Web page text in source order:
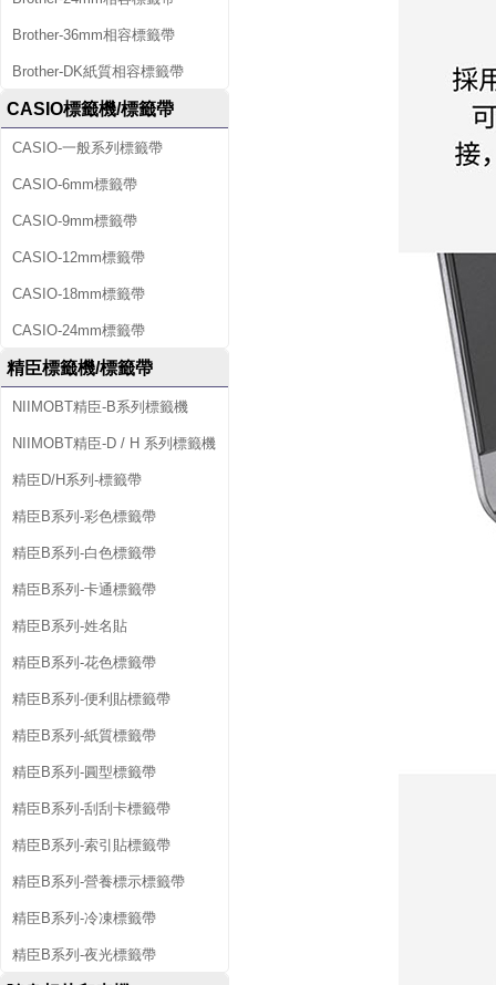
Brother-36mm相容標籤帶
Brother-DK紙質相容標籤帶
CASIO標籤機/標籤帶
CASIO-一般系列標籤帶
CASIO-6mm標籤帶
CASIO-9mm標籤帶
CASIO-12mm標籤帶
CASIO-18mm標籤帶
CASIO-24mm標籤帶
精臣標籤機/標籤帶
NIIMOBT精臣-B系列標籤機
NIIMOBT精臣-D / H 系列標籤機
精臣D/H系列-標籤帶
精臣B系列-彩色標籤帶
精臣B系列-白色標籤帶
精臣B系列-卡通標籤帶
精臣B系列-姓名貼
精臣B系列-花色標籤帶
精臣B系列-便利貼標籤帶
精臣B系列-紙質標籤帶
精臣B系列-圓型標籤帶
精臣B系列-刮刮卡標籤帶
精臣B系列-索引貼標籤帶
精臣B系列-營養標示標籤帶
精臣B系列-冷凍標籤帶
精臣B系列-夜光標籤帶